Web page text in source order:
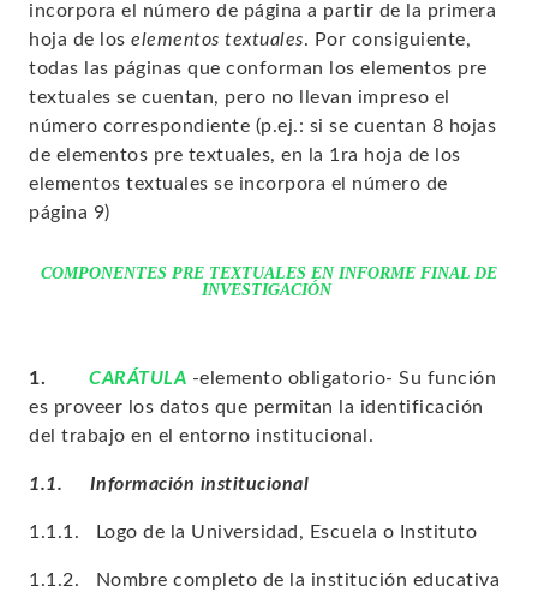
incorpora el número de página a partir de la primera
hoja de los elementos textuales. Por consiguiente,
todas las páginas que conforman los elementos pre
textuales se cuentan, pero no llevan impreso el
número correspondiente (p.ej.: si se cuentan 8 hojas
de elementos pre textuales, en la 1ra hoja de los
elementos textuales se incorpora el número de
página 9)
COMPONENTES PRE TEXTUALES EN INFORME FINAL DE
INVESTIGACIÓN
1. CARÁTULA -elemento obligatorio- Su función
es proveer los datos que permitan la identificación
del trabajo en el entorno institucional.
1.1. Información institucional
1.1.1. Logo de la Universidad, Escuela o Instituto
1.1.2. Nombre completo de la institución educativa